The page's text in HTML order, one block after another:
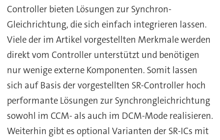
Controller bieten Lösungen zur Synchron-
Gleichrichtung, die sich einfach integrieren lassen.
Viele der im Artikel vorgestellten Merkmale werden
direkt vom Controller unterstützt und benötigen
nur wenige externe Komponenten. Somit lassen
sich auf Basis der vorgestellten SR-Controller hoch
performante Lösungen zur Synchrongleichrichtung
sowohl im CCM- als auch im DCM-Mode realisieren.
Weiterhin gibt es optional Varianten der SR-ICs mit